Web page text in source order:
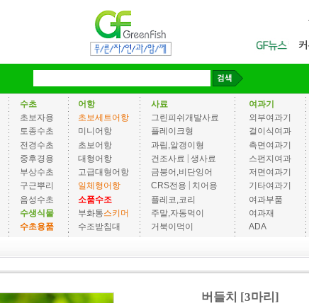
수초
초보자용
토종수초
전경수초
중후경용
부상수초
구근뿌리
음성수초
수생식물
수초용품
어항
초보세트어항
미니어항
초보어항
대형어항
고급대형어항
일체형어항
소품수조
부화통스키머
수조받침대
사료
그린피쉬개발사료
플레이크형
과립,알갱이형
건조사료 | 생사료
금붕어,비단잉어
CRS전용
치어용
플레코,코리
주말,자동먹이
거북이먹이
여과기
외부여과기
걸이식여과
측면여과기
스펀지여과
저면여과기
기타여과기
여과부품
여과재
ADA
버들치 [3마리]